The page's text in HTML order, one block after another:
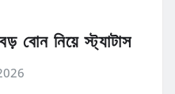
বোন নিয়ে স্ট্যাটাস